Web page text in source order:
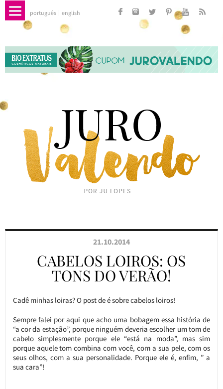
português english
21.10.2014
CABELOS LOIROS: OS
TONS DO VERÃO!
Cadê minhas loiras? O post de é sobre cabelos loiros!
Sempre falei por aqui que acho uma bobagem essa história de
“a cor da estação”, porque ninguém deveria escolher um tom de
cabelo simplesmente porque ele “está na moda”, mas sim
porque aquele tom combina com você, com a sua pele, com os
seus olhos, com a sua personalidade. Porque ele é, enfim, ” a
sua cara”!